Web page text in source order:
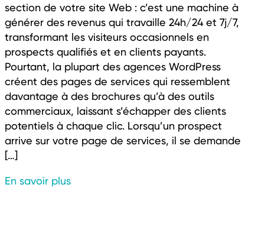
section de votre site Web : c’est une machine à
générer des revenus qui travaille 24h/24 et 7j/7,
transformant les visiteurs occasionnels en
prospects qualifiés et en clients payants.
Pourtant, la plupart des agences WordPress
créent des pages de services qui ressemblent
davantage à des brochures qu’à des outils
commerciaux, laissant s’échapper des clients
potentiels à chaque clic. Lorsqu’un prospect
arrive sur votre page de services, il se demande
[…]
En savoir plus